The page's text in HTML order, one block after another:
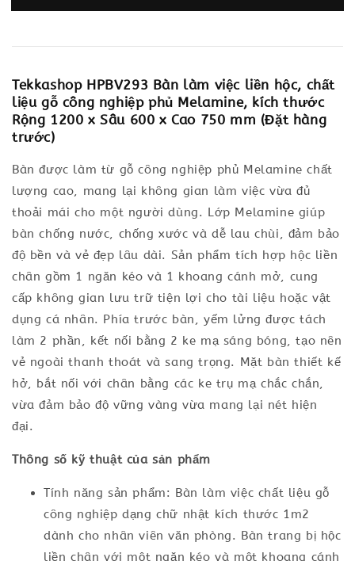
Tekkashop HPBV293 Bàn làm việc liền hộc, chất
liệu gỗ công nghiệp phủ Melamine, kích thước
Rộng 1200 x Sâu 600 x Cao 750 mm (Đặt hàng
trước)
Bàn được làm từ gỗ công nghiệp phủ Melamine chất
lượng cao, mang lại không gian làm việc vừa đủ
thoải mái cho một người dùng. Lớp Melamine giúp
bàn chống nước, chống xước và dễ lau chùi, đảm bảo
độ bền và vẻ đẹp lâu dài. Sản phẩm tích hợp hộc liền
chân gồm 1 ngăn kéo và 1 khoang cánh mở, cung
cấp không gian lưu trữ tiện lợi cho tài liệu hoặc vật
dụng cá nhân. Phía trước bàn, yếm lửng được tách
làm 2 phần, kết nối bằng 2 ke mạ sáng bóng, tạo nên
vẻ ngoài thanh thoát và sang trọng. Mặt bàn thiết kế
hở, bắt nối với chân bằng các ke trụ mạ chắc chắn,
vừa đảm bảo độ vững vàng vừa mang lại nét hiện
đại.
Thông số kỹ thuật của sản phẩm
Tính năng sản phẩm: Bàn làm việc chất liệu gỗ
công nghiệp dạng chữ nhật kích thước 1m2
dành cho nhân viên văn phòng. Bàn trang bị hộc
liền chân với một ngăn kéo và một khoang cánh